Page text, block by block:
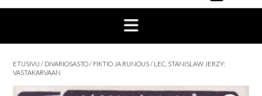
ETUSIVU / DIVARIOSASTO/ FIKTIO JA RUNOUS/ LEC, STANISLAW JERZY:
VASTAKARVAAN